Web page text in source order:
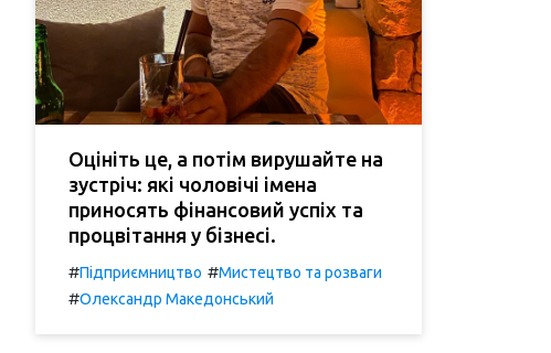
Оцініть це, а потім вирушайте на
зустріч: які чоловічі імена
приносять фінансовий успіх та
процвітання у бізнесі.
#Підприємництво #Мистецтво та розваги
#Олександр Македонський